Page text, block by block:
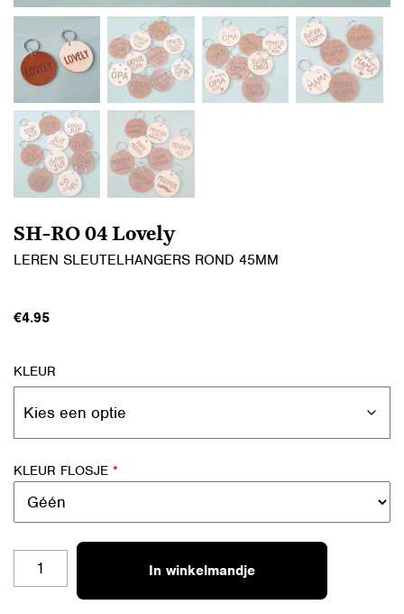
SH-RO 04 Lovely
LEREN SLEUTELHANGERS ROND 45MM
€4.95
KLEUR
KLEUR FLOSJE *
In winkelmandje